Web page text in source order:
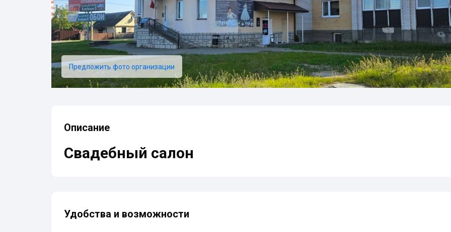
Предложить фото организации
Описание
Свадебный салон
Удобства и возможности